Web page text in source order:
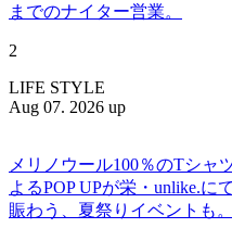
までのナイター営業。
2
LIFE STYLE
Aug 07. 2026 up
メリノウール100％のTシャ
よるPOP UPが栄・unlike.に
賑わう、夏祭りイベントも。